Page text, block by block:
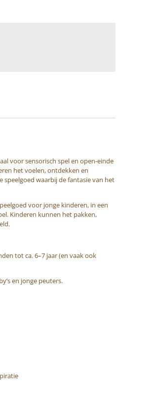
voor sensorisch spel en open-einde
het voelen, ontdekken en
speelgoed waarbij de fantasie van het
voor jonge kinderen, in een
Kinderen kunnen het pakken,
tot ca. 6–7 jaar (en vaak ook
en jonge peuters.